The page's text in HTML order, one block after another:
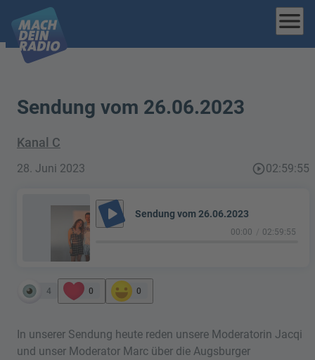
menu
Sendung vom 26.06.2023
Kanal C
28. Juni 2023 play_circle_outline02:59:55
play_arrow Sendung vom 26.06.2023
00:00 02:59:55
4 0 0
In unserer Sendung heute reden unsere Moderatorin Jacqi
und unser Moderator Marc über die Augsburger